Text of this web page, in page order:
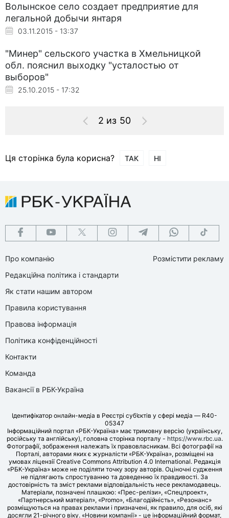
Волынское село создает предприятие для
легальной добычи янтаря
03.11.2015 - 13:37
"Минер" сельского участка в Хмельницкой
обл. пояснил выходку "усталостью от
выборов"
25.10.2015 - 17:32
2 из 50
Ця сторінка була корисна? ТАК НІ
Про компанію
Редакційна політика і стандарти
Як стати нашим автором
Правила користування
Правова інформація
Політика конфіденційності
Контакти
Команда
Вакансії в РБК-Україна
Розмістити рекламу
Ідентифікатор онлайн-медіа в Реєстрі суб’єктів у сфері медіа — R40-
05347
Інформаційний портал «РБК-Україна» має тримовну версію (українську,
російську та англійську), головна сторінка порталу - https://www.rbc.ua.
Фотографії, зображення належать їх правовласникам. Всі фотографії на
Порталі, авторами яких є журналісти «РБК-Україна», розміщені на
умовах ліцензії Creative Commons Attribution 4.0 International. Редакція
«РБК-Україна» може не поділяти точку зору авторів. Оціночні судження
не підлягають спростуванню та доведенню їх правдивості. За
достовірність та зміст реклами відповідальність несе рекламодавець.
Матеріали, позначені плашкою: «Прес-релізи», «Спецпроект»,
«Партнерський матеріал», «Promo», «Благодійність», «Резонанс»
розміщуються на правах реклами і призначені, як правило, для осіб, які
досягли 21-річного віку. «Новини компанії» - це інформаційний формат,